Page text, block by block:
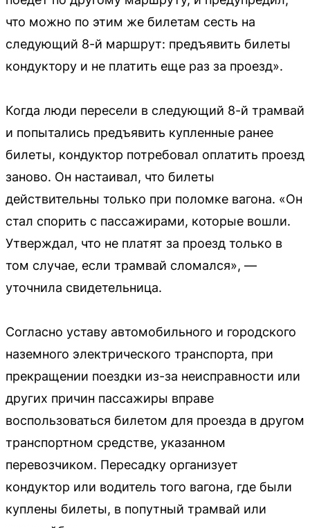
что можно по этим же билетам сесть на
следующий 8-й маршрут: предъявить билеты
кондуктору и не платить еще раз за проезд».
Когда люди пересели в следующий 8-й трамвай
и попытались предъявить купленные ранее
билеты, кондуктор потребовал оплатить проезд
заново. Он настаивал, что билеты
действительны только при поломке вагона. «Он
стал спорить с пассажирами, которые вошли.
Утверждал, что не платят за проезд только в
том случае, если трамвай сломался», —
уточнила свидетельница.
Согласно уставу автомобильного и городского
наземного электрического транспорта, при
прекращении поездки из-за неисправности или
других причин пассажиры вправе
воспользоваться билетом для проезда в другом
транспортном средстве, указанном
перевозчиком. Пересадку организует
кондуктор или водитель того вагона, где были
куплены билеты, в попутный трамвай или